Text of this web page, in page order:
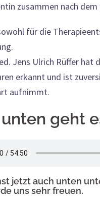
zusammen nach dem
für die
Jens Ulrich Rüffer hat
erkannt und ist
aufnimmt.
geht
jetzt auch unten
uns sehr freuen.